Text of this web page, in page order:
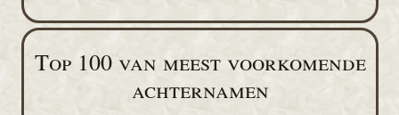
Top 100 van meest voorkomende
achternamen